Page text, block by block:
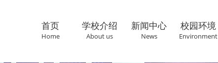
首页
Home
学校介绍
About us
新闻中心
News
校园环境
Environment